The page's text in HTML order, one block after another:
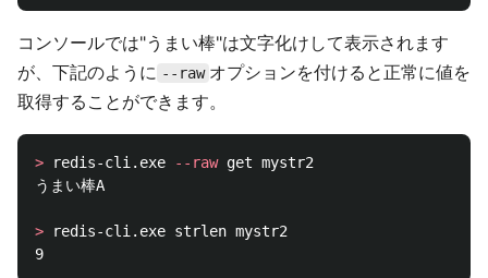
コンソールでは"うまい棒"は文字化けして表示されます
が、下記のように --raw オプションを付けると正常に値を
取得することができます。
> redis-cli.exe --raw get mystr2
うまい棒A
> redis-cli.exe strlen mystr2